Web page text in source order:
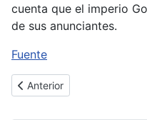
cuenta que el imperio
de sus anunciantes.
Fuente
Artículo anterior: Millones
Anterior